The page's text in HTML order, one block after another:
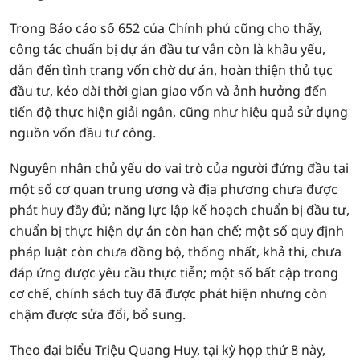
Trong Báo cáo số 652 của Chính phủ cũng cho thấy,
công tác chuẩn bị dự án đầu tư vẫn còn là khâu yếu,
dẫn đến tình trạng vốn chờ dự án, hoàn thiện thủ tục
đầu tư, kéo dài thời gian giao vốn và ảnh hưởng đến
tiến độ thực hiện giải ngân, cũng như hiệu quả sử dụng
nguồn vốn đầu tư công.
Nguyên nhân chủ yếu do vai trò của người đứng đầu tại
một số cơ quan trung ương và địa phương chưa được
phát huy đầy đủ; năng lực lập kế hoạch chuẩn bị đầu tư,
chuẩn bị thực hiện dự án còn hạn chế; một số quy định
pháp luật còn chưa đồng bộ, thống nhất, khả thi, chưa
đáp ứng được yêu cầu thực tiễn; một số bất cập trong
cơ chế, chính sách tuy đã được phát hiện nhưng còn
chậm được sửa đổi, bổ sung.
Theo đại biểu Triệu Quang Huy, tại kỳ họp thứ 8 này,